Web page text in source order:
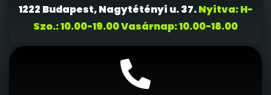
1222 Budapest, Nagytétényi u. 37.Nyitva: H-
Szo.: 10.00-19.00 Vasárnap: 10.00-18.00